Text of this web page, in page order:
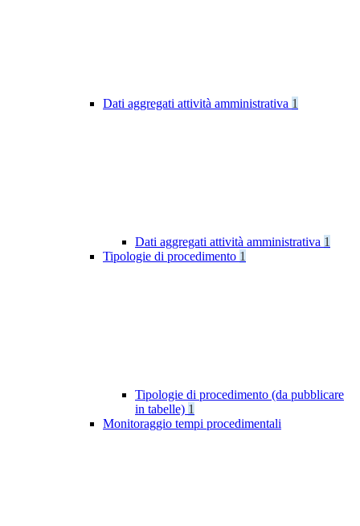
Dati aggregati attività amministrativa 1
Dati aggregati attività amministrativa 1
Tipologie di procedimento 1
Tipologie di procedimento (da pubblicare
in tabelle) 1
Monitoraggio tempi procedimentali